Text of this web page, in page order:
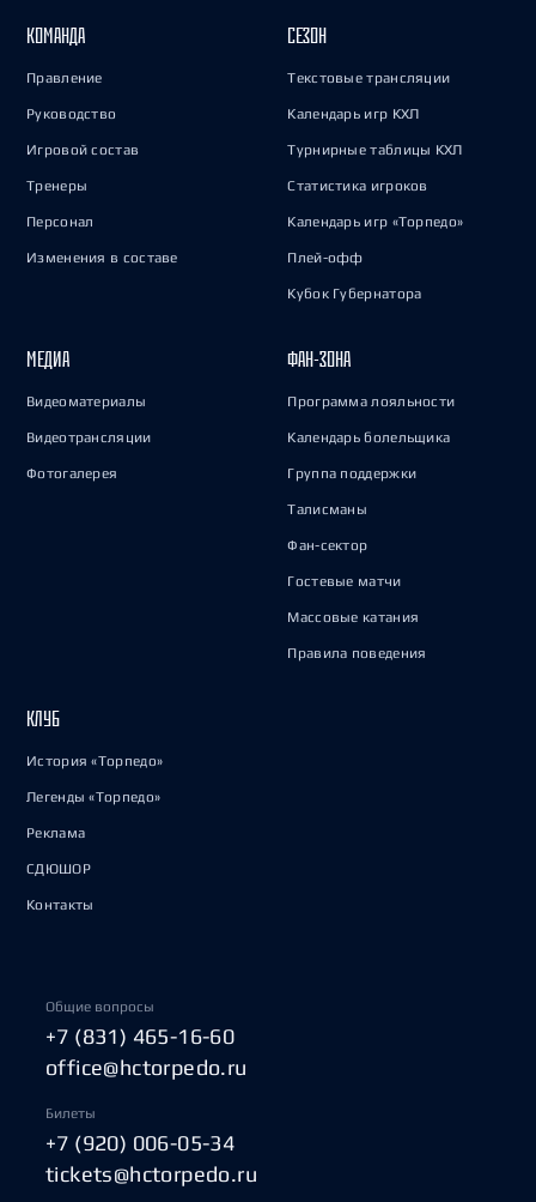
КОМАНДА
Правление
Руководство
Игровой состав
Тренеры
Персонал
Изменения в составе
СЕЗОН
Текстовые трансляции
Календарь игр КХЛ
Турнирные таблицы КХЛ
Статистика игроков
Календарь игр «Торпедо»
Плей-офф
Кубок Губернатора
МЕДИА
Видеоматериалы
Видеотрансляции
Фотогалерея
ФАН-ЗОНА
Программа лояльности
Календарь болельщика
Группа поддержки
Талисманы
Фан-сектор
Гостевые матчи
Массовые катания
Правила поведения
КЛУБ
История «Торпедо»
Легенды «Торпедо»
Реклама
СДЮШОР
Контакты
Общие вопросы
+7 (831) 465-16-60
office@hctorpedo.ru
Билеты
+7 (920) 006-05-34
tickets@hctorpedo.ru